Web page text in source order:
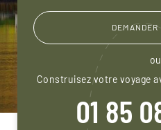
DEMANDER
ou
Construisez votre voyage
01 85